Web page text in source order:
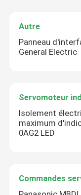
Autre
Panneau
General Electric
Servomoteur
Isolement
maximum
0AG2 LED
Commandes